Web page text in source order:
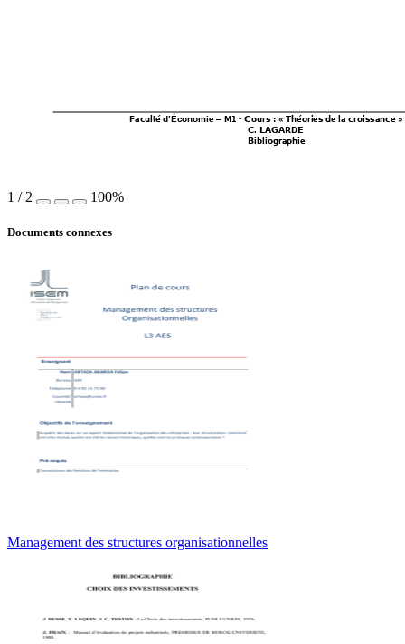
Faculté d’Économie – M1 - Cours : « Théories de la croissance »
C. LAGARDE
Bibliographie
1 / 2 100%
Documents connexes
Management des structures organisationnelles